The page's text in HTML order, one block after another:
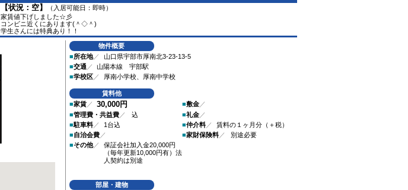
【状況：空】
（入居可能日：即時）
家賃値下げしました☆彡
コンビニ近くにあります(＾◇＾)
学生さんには特典あり！！
物件概要
■所在地／
山口県宇部市厚南北3-23-13-5
■交通 ／
山陽本線 宇部駅
■学校区 ／ 厚南小学校、厚南中学校
賃料他
■家賃 ／ 30,000円 ■敷金 ／
■管理費・共益費 ／ 込 ■礼金 ／
■駐車料 ／ 1台込 ■仲介料 ／
賃料の１ヶ月分（＋税）
■自治会費 ／ ■家財保険料 ／
別途必要
■その他／
保証会社加入金20,000円
（毎年更新10,000円有）法
人契約は別途
部屋・建物